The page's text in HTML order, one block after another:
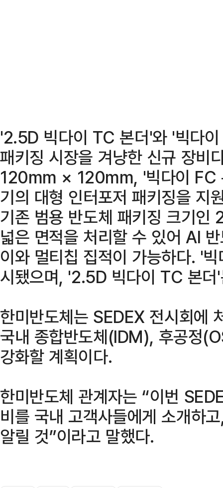
'2.5D 빅다이 TC 본더'와 '빅다
패키징 시장을 겨냥한 신규 장
120mm × 120mm, '빅다이
기의 대형 인터포저 패키징을 지
기존 범용 반도체 패키징 크기
넓은 면적을 처리할 수 있어 AI
이와 멀티칩 집적이 가능하다. '
시됐으며, '2.5D 빅다이 TC 본더
한미반도체는 SEDEX 전시회에
국내 종합반도체(IDM), 후공정
강화할 계획이다.
한미반도체 관계자는 “이번
비를 국내 고객사들에게 소개하
알릴 것”이라고 말했다.